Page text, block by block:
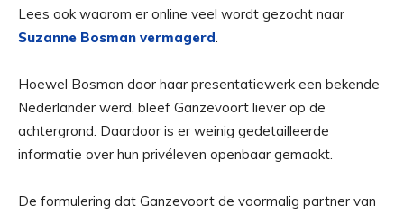
Lees ook waarom er online veel wordt gezocht naar
Suzanne Bosman vermagerd.
Hoewel Bosman door haar presentatiewerk een bekende
Nederlander werd, bleef Ganzevoort liever op de
achtergrond. Daardoor is er weinig gedetailleerde
informatie over hun privéleven openbaar gemaakt.
De formulering dat Ganzevoort de voormalig partner van